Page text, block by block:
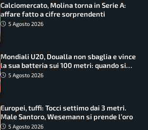
Calciomercato, Molina torna in Serie A:
affare fatto a cifre sorprendenti
5 Agosto 2026
Mondiali U20, Doualla non sbaglia e vince
la sua batteria sui 100 metri: quando si
disputano le finali
5 Agosto 2026
Europei, tuffi: Tocci settimo dai 3 metri.
Male Santoro, Wesemann si prende l’oro
5 Agosto 2026